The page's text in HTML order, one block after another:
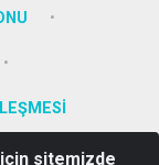
sitemizde